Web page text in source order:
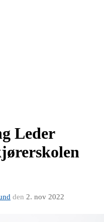
Leder
den 2. nov 2022